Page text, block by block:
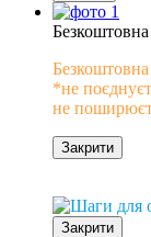
Безкоштовна
*не
не
Закрити
Закрити